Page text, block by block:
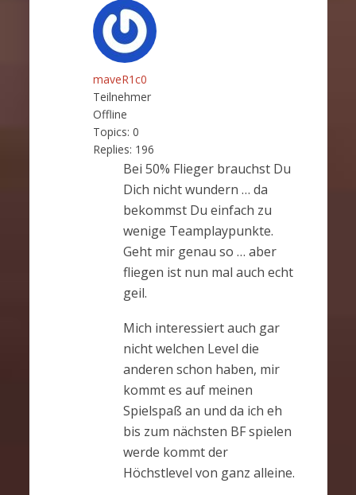
maveR1c0
Teilnehmer
Offline
Topics: 0
Replies: 196
Bei 50% Flieger brauchst Du
Dich nicht wundern … da
bekommst Du einfach zu
wenige Teamplaypunkte.
Geht mir genau so … aber
fliegen ist nun mal auch echt
geil.
Mich interessiert auch gar
nicht welchen Level die
anderen schon haben, mir
kommt es auf meinen
Spielspaß an und da ich eh
bis zum nächsten BF spielen
werde kommt der
Höchstlevel von ganz alleine.